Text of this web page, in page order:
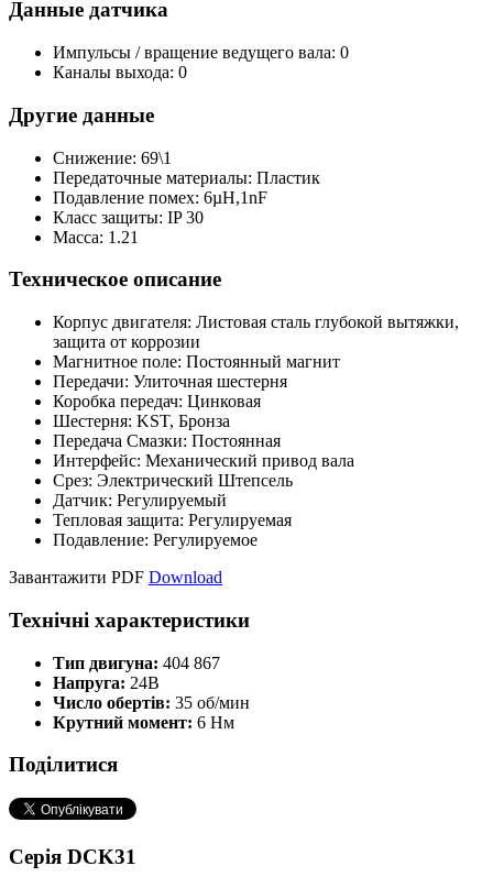
Данные датчика
Импульсы / вращение ведущего вала: 0
Каналы выхода: 0
Другие данные
Снижение: 69\1
Передаточные материалы: Пластик
Подавление помех: 6µH,1nF
Класс защиты: IP 30
Масса: 1.21
Техническое описание
Корпус двигателя: Листовая сталь глубокой вытяжки,
защита от коррозии
Магнитное поле: Постоянный магнит
Передачи: Улиточная шестерня
Коробка передач: Цинковая
Шестерня: KST, Бронза
Передача Смазки: Постоянная
Интерфейс: Механический привод вала
Срез: Электрический Штепсель
Датчик: Регулируемый
Тепловая защита: Регулируемая
Подавление: Регулируемое
Завантажити PDF Download
Технічні характеристики
Тип двигуна: 404 867
Напруга: 24В
Число обертів: 35 об/мин
Крутний момент: 6 Нм
Поділитися
Серія DCK31